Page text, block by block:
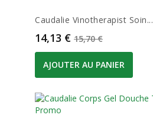
Caudalie Vinotherapist Soin...
Prix
14,13 € Prix de base
15,70 €
AJOUTER AU PANIER